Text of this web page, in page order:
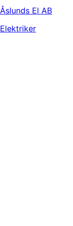
Åslunds El AB
Elektriker